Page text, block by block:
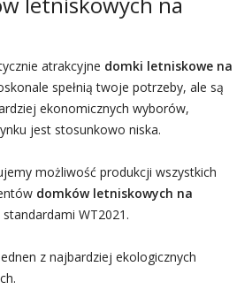
atrakcyjne domki letniskowe na
spełnią twoje potrzeby, ale są
ekonomicznych wyborów,
jest stosunkowo niska.
możliwość produkcji wszystkich
domków letniskowych na
WT2021.
z najbardziej ekologicznych